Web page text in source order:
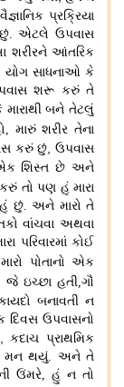
પ્રક્રિયા
.એટલે ઉપવાસ
શરીરને આંતરિક
યોગ સાધનાઓ કે
શરૂ કરું તે
બને તેટલું
, મારું શરીર તેના
કરું છું, ઉપવાસ
શિસ્ત છે અને
તો પણ હું મારા
છું. અને મારો તે
વાંચવા અથવા
પરિવારમાં કોઈ
પોતાનો એક
જે ઇચ્છા હતી,ગૌ
બનાવતી ન
ઉપવાસનો
,કદાચ પ્રાથમિક
મન થયું. અને તે
ઉંમરે, હું ન તો